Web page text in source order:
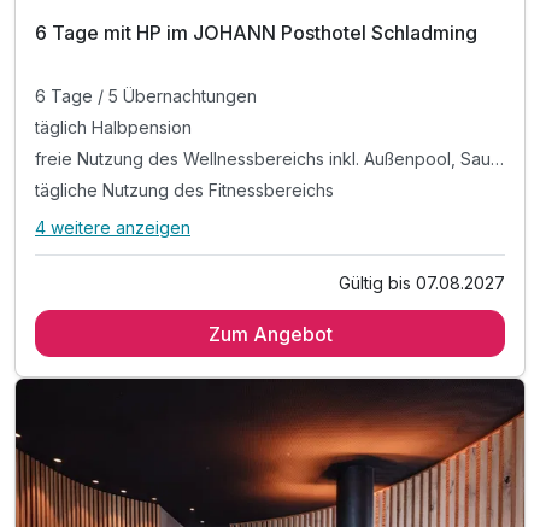
6 Tage mit HP im JOHANN Posthotel Schladming
6 Tage / 5 Übernachtungen
täglich Halbpension
freie Nutzung des Wellnessbereichs inkl. Außenpool, Saunawelt, Chillarea und Fitnessraum
tägliche Nutzung des Fitnessbereichs
Alle Inklusivleistungen
tägliche Nutzung des Fitnessbereichs
Rituals-Körperpflegeprodukte am Zimmer
Parkplatznutzung während des gesamten Aufenthaltes
4 weitere anzeigen
Gültig bis 07.08.2027
Zum Angebot